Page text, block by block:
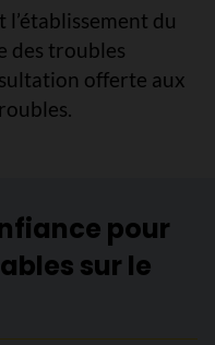
du
des troubles
offerte aux
pour
sur le